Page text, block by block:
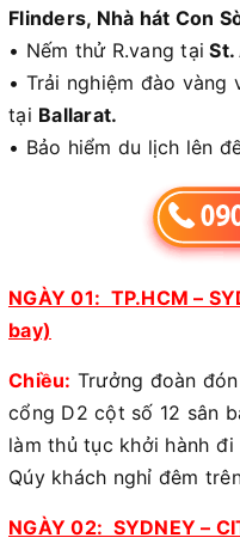
Flinders, Nhà hát Con
• Nếm thử R.vang tại St.
• Trải nghiệm đào vàng
tại Ballarat.
• Bảo hiểm du lịch lên
NGÀY 01: TP.HCM –
bay)
Chiều: Trưởng đoàn
cổng D2 cột số 12 sân
làm thủ tục khởi hành
Qúy khách nghỉ đêm
NGÀY 02: SYDNEY –